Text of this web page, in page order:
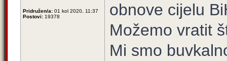
Pridružen/a: 01 kol 2020, 11:37
Postovi: 19378
obnove cijelu
Možemo vratit
Mi smo